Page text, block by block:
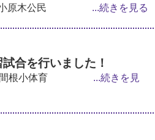
原木公民 ...続きを見る
合を行いました！
根小体育
...続きを見